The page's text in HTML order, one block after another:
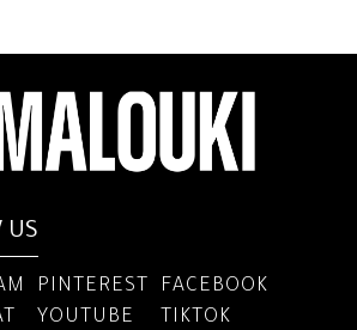
US
PINTEREST
FACEBOOK
YOUTUBE
TIKTOK